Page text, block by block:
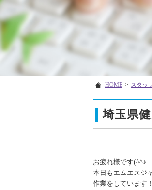
HOME > スタッ
埼玉県
お疲れ様です(^^♪
本日もエムエスジ
作業をしています